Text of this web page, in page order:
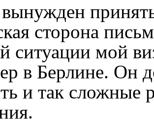
сторона
ситуации мой
в Берлине. Он
и так сложные